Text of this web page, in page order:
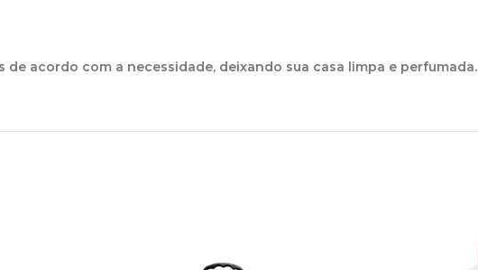
acordo com a necessidade, deixando sua casa limpa e perfumada.